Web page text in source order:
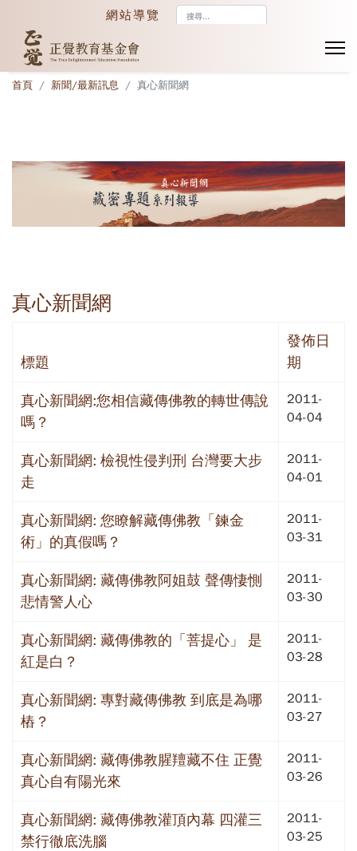
網站導覽
首頁 新聞/最新訊息 真心新聞網
真心新聞網
標題
發佈日
期
真心新聞網:您相信藏傳佛教的轉世傳說
嗎？
2011-
04-04
真心新聞網: 檢視性侵判刑 台灣要大步
走
2011-
04-01
真心新聞網: 您瞭解藏傳佛教「鍊金
術」的真假嗎？
2011-
03-31
真心新聞網: 藏傳佛教阿姐鼓 聲傳悽惻
悲情警人心
2011-
03-30
真心新聞網: 藏傳佛教的「菩提心」 是
紅是白？
2011-
03-28
真心新聞網: 專對藏傳佛教 到底是為哪
樁？
2011-
03-27
真心新聞網: 藏傳佛教腥羶藏不住 正覺
真心自有陽光來
2011-
03-26
真心新聞網: 藏傳佛教灌頂內幕 四灌三
禁行徹底洗腦
2011-
03-25